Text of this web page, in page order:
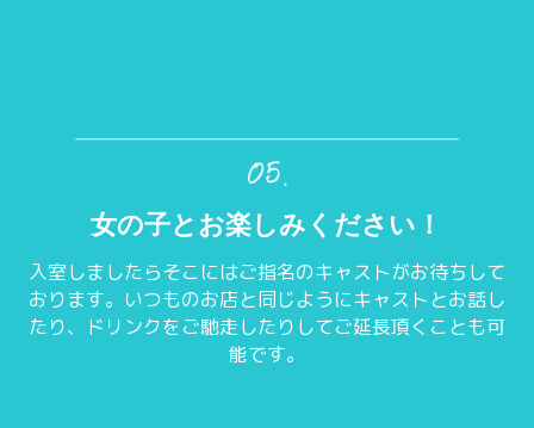
女の子とお楽しみください！
入室しましたらそこにはご指名のキャストがお待ちして
おります。いつものお店と同じようにキャストとお話し
たり、ドリンクをご馳走したりしてご延長頂くことも可
能です。